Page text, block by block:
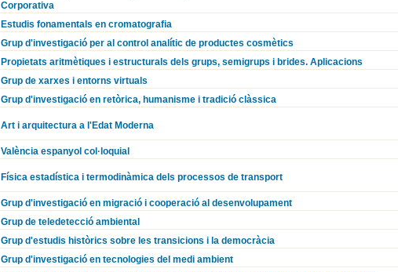
Corporativa
Estudis fonamentals en cromatografia
Grup d'investigació per al control analític de productes cosmètics
Propietats aritmètiques i estructurals dels grups, semigrups i brides. Aplicacions
Grup de xarxes i entorns virtuals
Grup d'investigació en retòrica, humanisme i tradició clàssica
Art i arquitectura a l'Edat Moderna
València espanyol col·loquial
Física estadística i termodinàmica dels processos de transport
Grup d'investigació en migració i cooperació al desenvolupament
Grup de teledetecció ambiental
Grup d'estudis històrics sobre les transicions i la democràcia
Grup d'investigació en tecnologies del medi ambient